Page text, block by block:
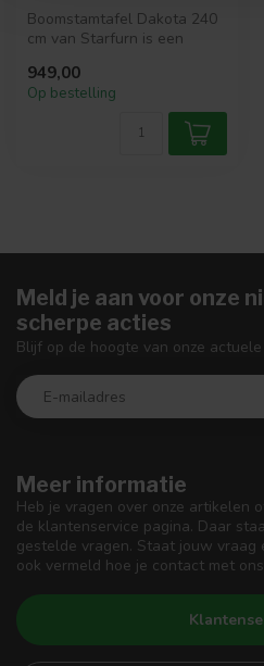
Boomstamtafel Dakota 240
cm van Starfurn is een
massief ...
949,00
Op bestelling
Meer informatie
Heb je vragen over onze artikelen
de klantenservice pagina. Daar
gestelde vragen. Staat jouw vraag
ook vermeld hoe je contact met
Meld je aan voor onze
scherpe acties
Blijf op de hoogte van onze